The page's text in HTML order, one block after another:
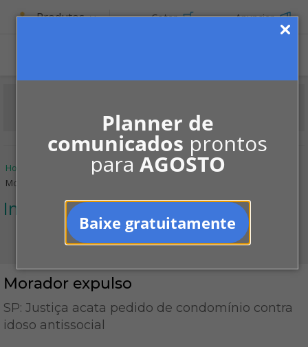
Planner de
comunicados prontos
para AGOSTO
Baixe gratuitamente
Produtos Cotar Anunciar
Home Jurisprudências
Infração às regras
Morador expulso
Infração às regras
Morador expulso
SP: Justiça acata pedido de condomínio contra
idoso antissocial